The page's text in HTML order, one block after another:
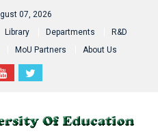
07, 2026
Library Departments
R&D
MoU Partners About Us